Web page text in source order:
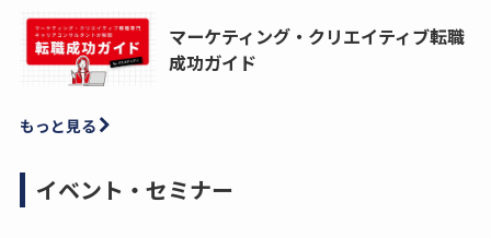
マーケティング・クリエイティブ転職
成功ガイド
もっと見る
イベント・セミナー